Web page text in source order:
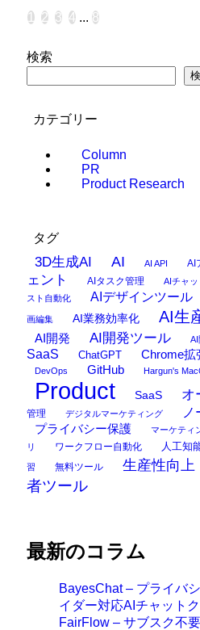
1 2 3 4 ... 8
検索
カテゴリー
Column
PR
Product Research
タグ
3D生成AI AI AI API AI
ェント
AIタスク管理 AIチャッ
スト自動化
AIデザインツール
画編集 AI業務効率化 AI生
AI開発 AI開発ツール AI
SaaS
ChatGPT Chrome拡
DevOps GitHub Hargun's
Product SaaS オ
管理
デジタルマーケティング ノ
プライバシー保護 マーケティ
リ
ワークフロー自動化 人工知
習 無料ツール 生産性向上
者ツール
最新のコラム
BayesChat – プライバ
イダー対応AIチャット
FairFlow – サブスク不